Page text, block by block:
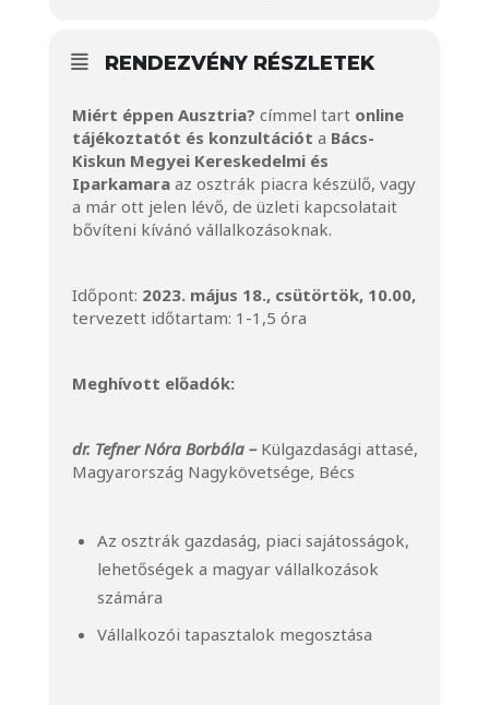
RENDEZVÉNY RÉSZLETEK
Miért éppen Ausztria? címmel tart online
tájékoztatót és konzultációt a Bács-
Kiskun Megyei Kereskedelmi és
Iparkamaraaz osztrák piacra készülő, vagy
a már ott jelen lévő, de üzleti kapcsolatait
bővíteni kívánó vállalkozásoknak.
Időpont: 2023. május 18., csütörtök, 10.00,
tervezett időtartam: 1-1,5 óra
Meghívott előadók:
dr. Tefner Nóra Borbála – Külgazdasági attasé,
Magyarország Nagykövetsége, Bécs
Az osztrák gazdaság, piaci sajátosságok,
lehetőségek a magyar vállalkozások
számára
Vállalkozói tapasztalok megosztása